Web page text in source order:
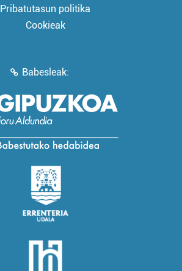
Pribatutasun politika
Cookieak
Babesleak: